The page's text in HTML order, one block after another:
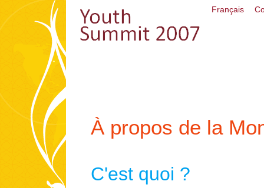
Français
À propos de la
C'est quoi ?